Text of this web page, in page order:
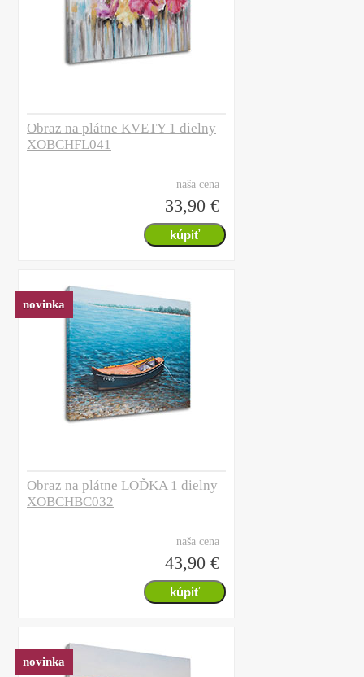
Obraz na plátne KVETY 1 dielny
XOBCHFL041
naša cena
33,90 €
Obraz na plátne LOĎKA 1 dielny
XOBCHBC032
naša cena
43,90 €
novinka
novinka